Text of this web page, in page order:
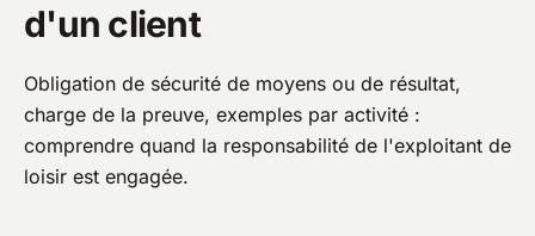
d'un client
Obligation de sécurité de moyens ou de résultat,
charge de la preuve, exemples par activité :
comprendre quand la responsabilité de l'exploitant de
loisir est engagée.